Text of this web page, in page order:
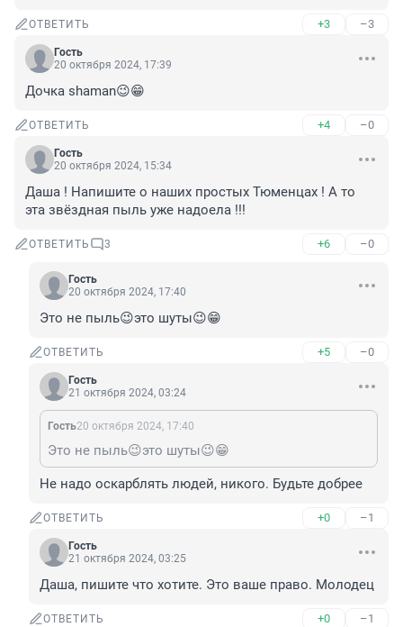
ОТВЕТИТЬ +3 –3
Гость
20 октября 2024, 17:39
Дочка shaman😉😁
ОТВЕТИТЬ +4 –0
Гость
20 октября 2024, 15:34
Даша ! Напишите о наших простых Тюменцах ! А то
эта звёздная пыль уже надоела !!!
ОТВЕТИТЬ 3 +6 –0
Гость
20 октября 2024, 17:40
Это не пыль😉это шуты😉😁
ОТВЕТИТЬ +5 –0
Гость
21 октября 2024, 03:24
Гость20 октября 2024, 17:40
Это не пыль😉это шуты😉😁
Не надо оскарблять людей, никого. Будьте добрее
ОТВЕТИТЬ +0 –1
Гость
21 октября 2024, 03:25
Даша, пишите что хотите. Это ваше право. Молодец
ОТВЕТИТЬ +0 –1